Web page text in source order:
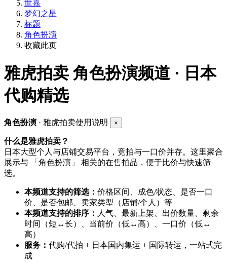
世嘉
梦幻之星
标题
角色扮演
收藏此页
雅虎拍卖 角色扮演频道 · 日本
代购精选
角色扮演 · 雅虎拍卖使用说明 ×
什么是雅虎拍卖？
日本大型个人与店铺交易平台，竞拍与一口价并存。这里聚合
展示与 「角色扮演」 相关的在售拍品，便于比价与快速筛
选。
本频道支持的筛选： 价格区间、成色/状态、是否一口
价、是否包邮、卖家类型（店铺/个人）等
本频道支持的排序： 人气、最新上架、出价数量、剩余
时间（短↔长）、当前价（低↔高）、一口价（低↔
高）
服务： 代购/代拍 + 日本国内集运 + 国际转运，一站式完
成